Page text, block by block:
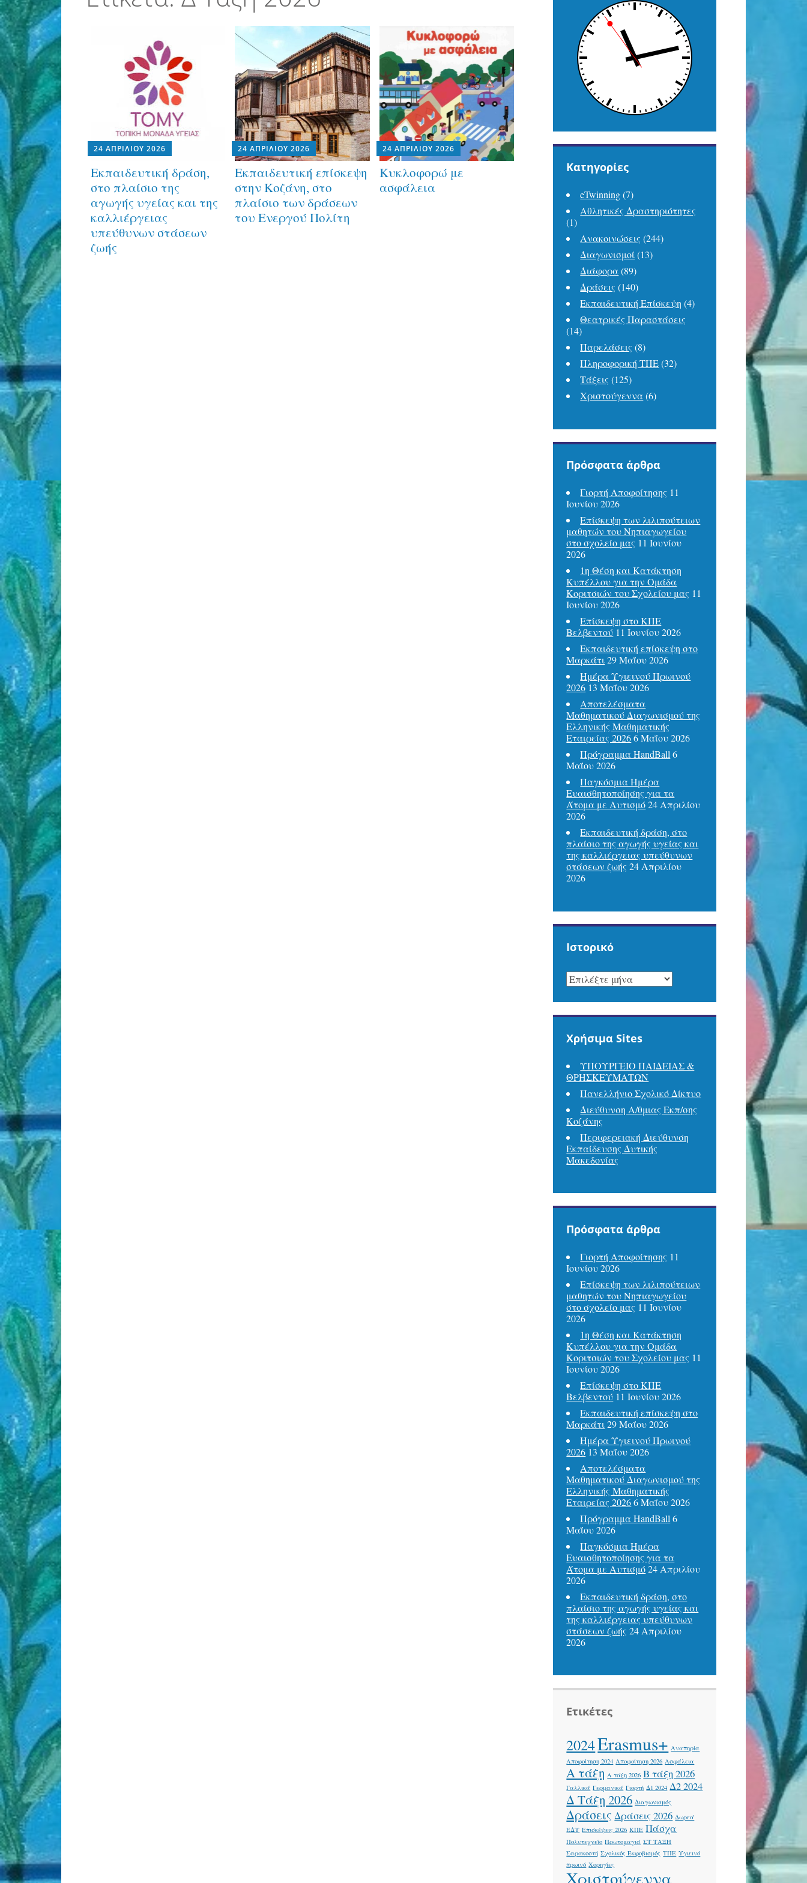
24 ΑΠΡΙΛΊΟΥ 2026
Εκπαιδευτική δράση,
στο πλαίσιο της
αγωγής υγείας και της
καλλιέργειας
υπεύθυνων στάσεων
ζωής
24 ΑΠΡΙΛΊΟΥ 2026
Εκπαιδευτική επίσκεψη
στην Κοζάνη, στο
πλαίσιο των δράσεων
του Ενεργού Πολίτη
24 ΑΠΡΙΛΊΟΥ 2026
Κυκλοφορώ με
ασφάλεια
Kατηγορίες
eTwinning(7)
Αθλητικές Δραστηριότητες
(1)
Ανακοινώσεις (244)
Διαγωνισμοί(13)
Διάφορα(89)
Δράσεις (140)
Εκπαιδευτική Επίσκεψη (4)
Θεατρικές Παραστάσεις
(14)
Παρελάσεις (8)
Πληροφορική ΤΠΕ(32)
Τάξεις (125)
Χριστούγεννα(6)
Πρόσφατα άρθρα
Γιορτή Αποφοίτησης 11
Ιουνίου 2026
Επίσκεψη των λιλιπούτειων
μαθητών του Νηπιαγωγείου
στο σχολείο μας 11 Ιουνίου
2026
1η Θέση και Κατάκτηση
Κυπέλλου για την Ομάδα
Κοριτσιών του Σχολείου μας 11
Ιουνίου 2026
Επίσκεψη στο ΚΠΕ
Βελβεντού 11 Ιουνίου 2026
Εκπαιδευτική επίσκεψη στο
Μαρκάτι 29 Μαΐου 2026
Ημέρα Υγιεινού Πρωινού
2026 13 Μαΐου 2026
Αποτελέσματα
Μαθηματικού Διαγωνισμού της
Ελληνικής Μαθηματικής
Εταιρείας 2026 6 Μαΐου 2026
Πρόγραμμα HandBall 6
Μαΐου 2026
Παγκόσμια Ημέρα
Ευαισθητοποίησης για τα
Άτομα με Αυτισμό 24 Απριλίου
2026
Εκπαιδευτική δράση, στο
πλαίσιο της αγωγής υγείας και
της καλλιέργειας υπεύθυνων
στάσεων ζωής 24 Απριλίου
2026
Ιστορικό
ΙΣΤΟΡΙΚΌ
Χρήσιμα Sites
ΥΠΟΥΡΓΕΙΟ ΠΑΙΔΕΙΑΣ &
ΘΡΗΣΚΕΥΜΑΤΩΝ
Πανελλήνιο Σχολικό Δίκτυο
Διεύθυνση Α/θμιας Εκπ/σης
Κοζάνης
Περιφερειακή Διεύθυνση
Εκπαίδευσης Δυτικής
Μακεδονίας
Πρόσφατα άρθρα
Γιορτή Αποφοίτησης 11
Ιουνίου 2026
Επίσκεψη των λιλιπούτειων
μαθητών του Νηπιαγωγείου
στο σχολείο μας 11 Ιουνίου
2026
1η Θέση και Κατάκτηση
Κυπέλλου για την Ομάδα
Κοριτσιών του Σχολείου μας 11
Ιουνίου 2026
Επίσκεψη στο ΚΠΕ
Βελβεντού 11 Ιουνίου 2026
Εκπαιδευτική επίσκεψη στο
Μαρκάτι 29 Μαΐου 2026
Ημέρα Υγιεινού Πρωινού
2026 13 Μαΐου 2026
Αποτελέσματα
Μαθηματικού Διαγωνισμού της
Ελληνικής Μαθηματικής
Εταιρείας 2026 6 Μαΐου 2026
Πρόγραμμα HandBall 6
Μαΐου 2026
Παγκόσμια Ημέρα
Ευαισθητοποίησης για τα
Άτομα με Αυτισμό 24 Απριλίου
2026
Εκπαιδευτική δράση, στο
πλαίσιο της αγωγής υγείας και
της καλλιέργειας υπεύθυνων
στάσεων ζωής 24 Απριλίου
2026
Ετικέτες
2024Erasmus+ Αναπηρία
Αποφοίτηση 2024 Αποφοίτηση 2026 Ασφάλεια
Α τάξη Α τάξη 2026 Β τάξη 2026
Γαλλικά Γερμανικά Γιορτή Δ1 2024 Δ2 2024
Δ Τάξη 2026 Διαγωνισμός
Δράσεις Δράσεις 2026 Δωρεά
ΕΔΥ Επισκέψεις 2026 ΚΠΕ Πάσχα
Πολυτεχνείο Πρωτομαγιά ΣΤ ΤΑΞΗ
Σαρακοστή Σχολικός Εκφοβισμός ΤΠΕ Υγιεινό
πρωινό Χορηγίες
Χριστούγεννα